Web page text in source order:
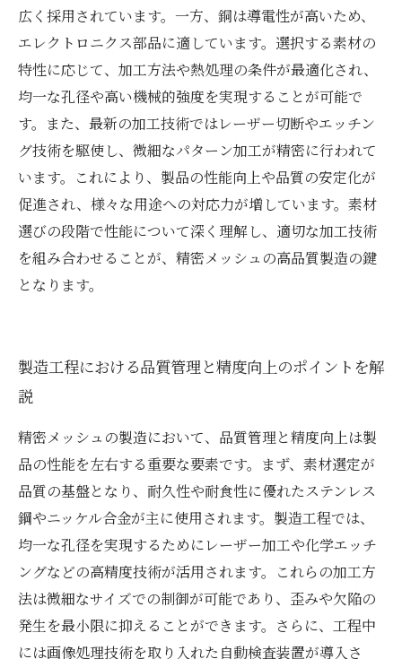
広く採用されています。一方、銅は導電性が高いため、
エレクトロニクス部品に適しています。選択する素材の
特性に応じて、加工方法や熱処理の条件が最適化され、
均一な孔径や高い機械的強度を実現することが可能で
す。また、最新の加工技術ではレーザー切断やエッチン
グ技術を駆使し、微細なパターン加工が精密に行われて
います。これにより、製品の性能向上や品質の安定化が
促進され、様々な用途への対応力が増しています。素材
選びの段階で性能について深く理解し、適切な加工技術
を組み合わせることが、精密メッシュの高品質製造の鍵
となります。
製造工程における品質管理と精度向上のポイントを解
説
精密メッシュの製造において、品質管理と精度向上は製
品の性能を左右する重要な要素です。まず、素材選定が
品質の基盤となり、耐久性や耐食性に優れたステンレス
鋼やニッケル合金が主に使用されます。製造工程では、
均一な孔径を実現するためにレーザー加工や化学エッチ
ングなどの高精度技術が活用されます。これらの加工方
法は微細なサイズでの制御が可能であり、歪みや欠陥の
発生を最小限に抑えることができます。さらに、工程中
には画像処理技術を取り入れた自動検査装置が導入さ